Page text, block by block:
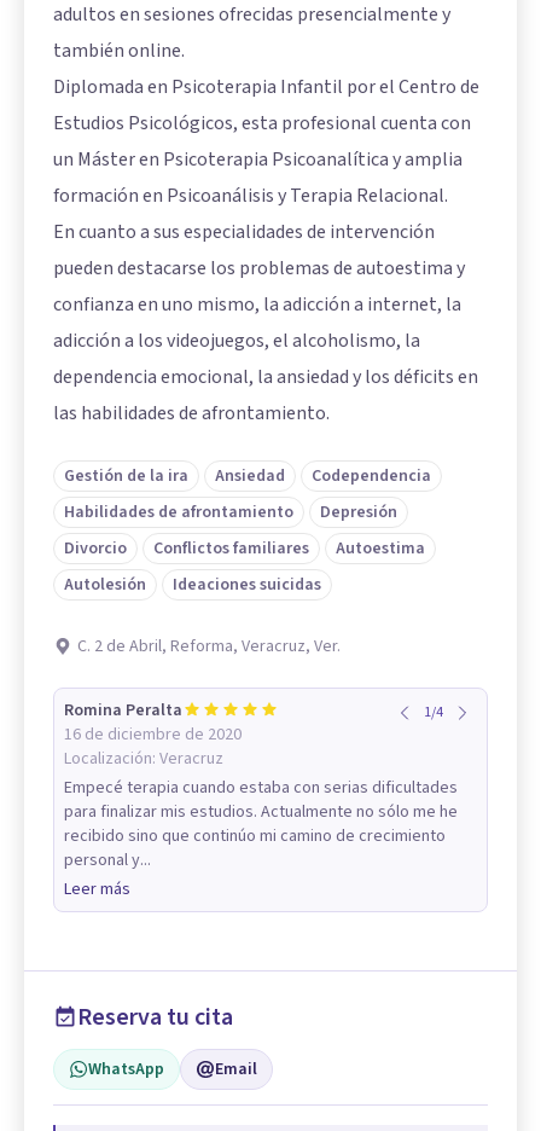
adultos en sesiones ofrecidas presencialmente y
también online.
Diplomada en Psicoterapia Infantil por el Centro de
Estudios Psicológicos, esta profesional cuenta con
un Máster en Psicoterapia Psicoanalítica y amplia
formación en Psicoanálisis y Terapia Relacional.
En cuanto a sus especialidades de intervención
pueden destacarse los problemas de autoestima y
confianza en uno mismo, la adicción a internet, la
adicción a los videojuegos, el alcoholismo, la
dependencia emocional, la ansiedad y los déficits en
las habilidades de afrontamiento.
Gestión de la ira Ansiedad
Codependencia
Habilidades de afrontamiento
Depresión
Divorcio
Conflictos familiares
Autoestima
Autolesión
Ideaciones suicidas
C. 2 de Abril, Reforma, Veracruz, Ver.
Romina Peralta
16 de diciembre de 2020
Localización: Veracruz
1/4
Empecé terapia cuando estaba con serias dificultades
para finalizar mis estudios. Actualmente no sólo me he
recibido sino que continúo mi camino de crecimiento
personal y...
Leer más
Reserva tu cita
WhatsApp Email